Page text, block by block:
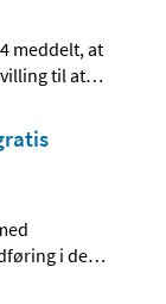
meddelt, at
til at…
i de…